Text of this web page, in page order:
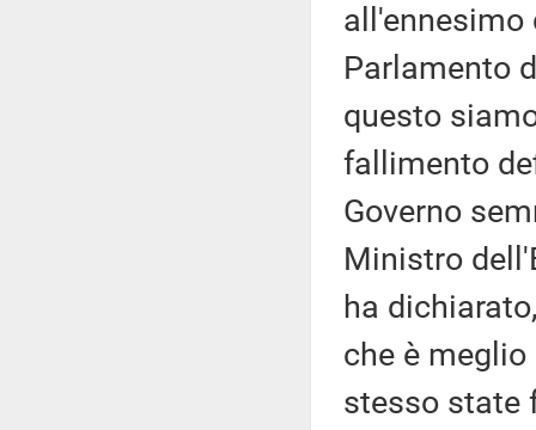
all'ennesimo
Parlamento
questo
fallimento
Governo
Ministro
ha
che è
stesso state